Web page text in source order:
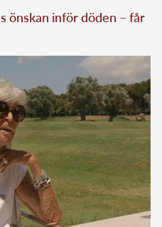
önskan inför döden – får